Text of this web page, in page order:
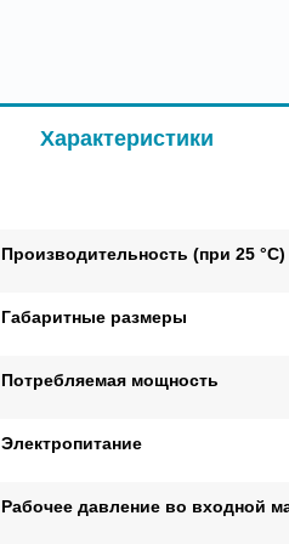
Характеристики
Производительность (при 25 °С)
Габаритные размеры
Потребляемая мощность
Электропитание
Рабочее давление во входной